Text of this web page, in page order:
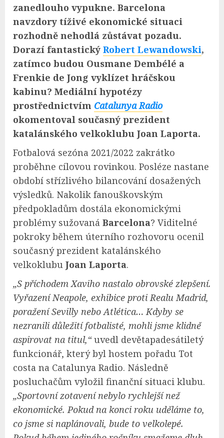
zanedlouho vypukne. Barcelona
navzdory tíživé ekonomické situaci
rozhodně nehodlá zůstávat pozadu.
Dorazí fantastický Robert Lewandowski,
zatímco budou Ousmane Dembélé a
Frenkie de Jong vyklízet hráčskou
kabinu? Mediální hypotézy
prostřednictvím Catalunya Radio
okomentoval současný prezident
katalánského velkoklubu Joan Laporta.
Fotbalová sezóna 2021/2022 zakrátko
proběhne cílovou rovinkou. Posléze nastane
období střízlivého bilancování dosažených
výsledků. Nakolik fanouškovským
předpokladům dostála ekonomickými
problémy sužovaná Barcelona? Viditelné
pokroky během úterního rozhovoru ocenil
současný prezident katalánského
velkoklubu Joan Laporta.
„S příchodem Xaviho nastalo obrovské zlepšení.
Vyřazení Neapole, exhibice proti Realu Madrid,
poražení Sevilly nebo Atlética… Kdyby se
nezranili důležití fotbalisté, mohli jsme klidně
aspirovat na titul,“uvedl devětapadesátiletý
funkcionář, který byl hostem pořadu Tot
costa na Catalunya Radio. Následně
posluchačům vyložil finanční situaci klubu.
„Sportovní zotavení nebylo rychlejší než
ekonomické. Pokud na konci roku uděláme to,
co jsme si naplánovali, bude to velkolepé.